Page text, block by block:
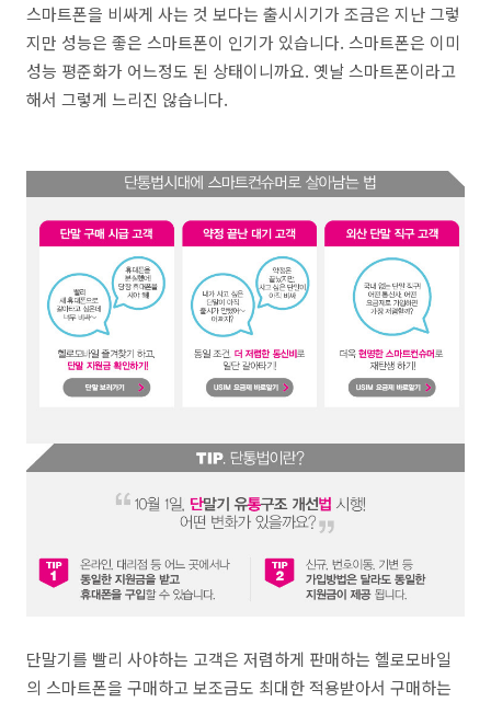
스마트폰을 비싸게 사는 것 보다는 출시시기가 조금은 지난 그렇
지만 성능은 좋은 스마트폰이 인기가 있습니다. 스마트폰은 이미
성능 평준화가 어느정도 된 상태이니까요. 옛날 스마트폰이라고
해서 그렇게 느리진 않습니다.
단말기를 빨리 사야하는 고객은 저렴하게 판매하는 헬로모바일
의 스마트폰을 구매하고 보조금도 최대한 적용받아서 구매하는